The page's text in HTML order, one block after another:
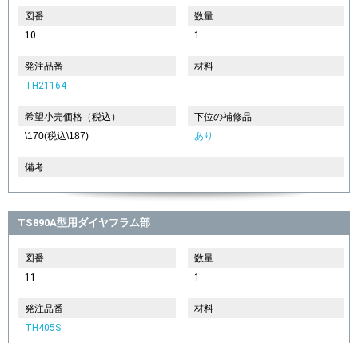
図番
10
数量
1
発注品番
TH21164
材料
希望小売価格（税込）
\170(税込\187)
下位の補修品
あり
備考
TS890A型用ダイヤフラム部
図番
11
数量
1
発注品番
TH405S
材料